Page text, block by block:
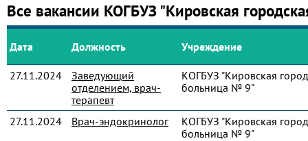
Все вакансии КОГБУЗ "Кировская
Дата Должность Учреждение
27.11.2024
Заведующий
отделением, врач-
терапевт
КОГБУЗ "Кировская
больница № 9"
27.11.2024 Врач-эндокринолог
КОГБУЗ "Кировская
больница № 9"